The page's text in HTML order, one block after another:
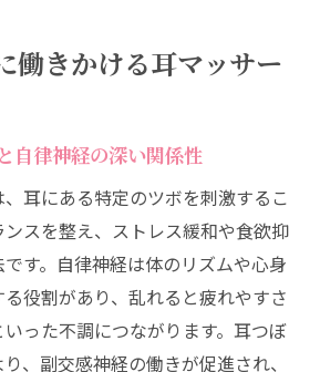
働きかける耳マッサー
自律神経の深い関係性
耳にある特定のツボを刺激するこ
スを整え、ストレス緩和や食欲抑
す。自律神経は体のリズムや心身
役割があり、乱れると疲れやすさ
った不調につながります。耳つぼ
、副交感神経の働きが促進され、